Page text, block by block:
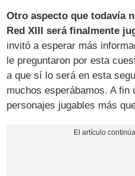
Otro aspecto que todavía
Red XIII será finalmente
invitó a esperar más
le preguntaron por esta
a que sí lo será en esta
muchos esperábamos. A fin
personajes jugables más